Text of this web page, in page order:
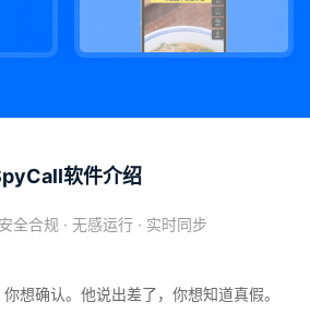
软件介绍
全合规 · 无感运行 · 实时同步
想确认。他说出差了，你想知道真假。